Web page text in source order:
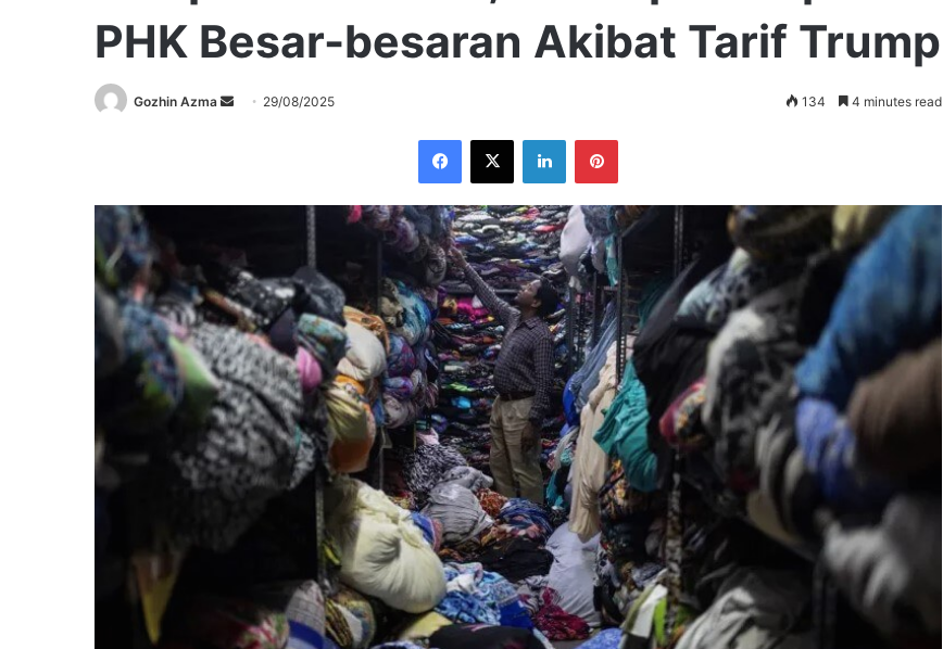
PHK Besar-besaran Akibat Tarif Trump
Gozhin Azma
Send 29/08/2025 134 4 minutes read
Facebook
X LinkedInPinterest